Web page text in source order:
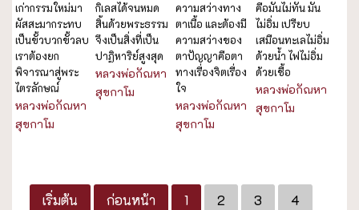
เก่ากรรมใหม่มา
ผัสสะมากระทบ
เป็นขั้วบวกขั้วลบ
เราต้องยก
พิจารณาสู่พระ
ไตรลักษณ์
หลวงพ่อกัณหา
สุขกาโม
กิเลสได้จนหมด
สิ้นด้วยพระธรรม
จึงเป็นสิ่งที่เป็น
ปาฏิหาริย์สูงสุด
หลวงพ่อกัณหา
สุขกาโม
ความสว่างทาง
ตาเนื้อ และต้องมี
ความสว่างของ
ตาปัญญาคือตา
ทางเรื่องจิตเรื่อง
ใจ
หลวงพ่อกัณหา
สุขกาโม
คือมันไม่ทัน มัน
ไม่อิ่ม เปรียบ
เสมือนทะเลไม่อิ่ม
ด้วยน้ำ ไฟไม่อิ่ม
ด้วยเชื้อ
หลวงพ่อกัณหา
สุขกาโม
เริ่มต้น ก่อนหน้า 1 2 3 4